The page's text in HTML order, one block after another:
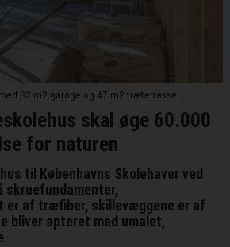
32 m2 garage og 47 m2 træterrasse.
skal øge 60.000
for naturen
til Københavns Skolehaver ved
skruefundamenter,
er af træfiber, skillevæggene er af
bliver apteret med umalet,